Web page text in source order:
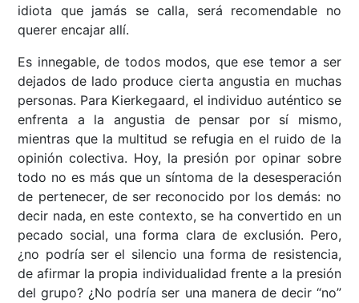
idiota que jamás se calla, será recomendable no
querer encajar allí.
Es innegable, de todos modos, que ese temor a ser
dejados de lado produce cierta angustia en muchas
personas. Para Kierkegaard, el individuo auténtico se
enfrenta a la angustia de pensar por sí mismo,
mientras que la multitud se refugia en el ruido de la
opinión colectiva. Hoy, la presión por opinar sobre
todo no es más que un síntoma de la desesperación
de pertenecer, de ser reconocido por los demás: no
decir nada, en este contexto, se ha convertido en un
pecado social, una forma clara de exclusión. Pero,
¿no podría ser el silencio una forma de resistencia,
de afirmar la propia individualidad frente a la presión
del grupo? ¿No podría ser una manera de decir “no”